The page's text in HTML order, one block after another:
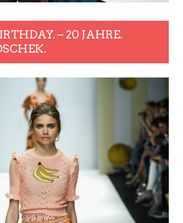
– 20 JAHRE.